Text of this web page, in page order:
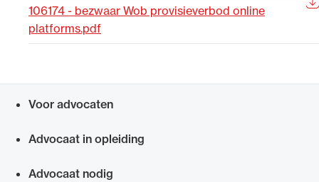
106174 - bezwaar Wob provisieverbod online
platforms.pdf
Voor advocaten
Advocaat in opleiding
Advocaat nodig
Uitgelicht